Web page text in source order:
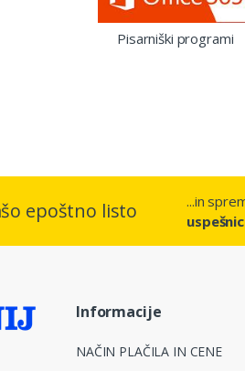
Pisarniški programi
epoštno listo ...in
Informacije
NAČIN PLAČILA IN CENE